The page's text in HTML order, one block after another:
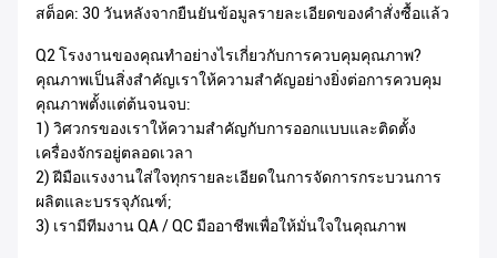
สต็อค: 30 วันหลังจากยืนยันข้อมูลรายละเอียดของคำสั่งซื้อแล้ว
Q2 โรงงานของคุณทำอย่างไรเกี่ยวกับการควบคุมคุณภาพ?
คุณภาพเป็นสิ่งสำคัญเราให้ความสำคัญอย่างยิ่งต่อการควบคุม
คุณภาพตั้งแต่ต้นจนจบ:
1) วิศวกรของเราให้ความสำคัญกับการออกแบบและติดตั้ง
เครื่องจักรอยู่ตลอดเวลา
2) ฝีมือแรงงานใส่ใจทุกรายละเอียดในการจัดการกระบวนการ
ผลิตและบรรจุภัณฑ์;
3) เรามีทีมงาน QA / QC มืออาชีพเพื่อให้มั่นใจในคุณภาพ